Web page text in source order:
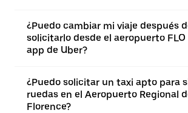
¿Puedo cambiar mi viaje después
solicitarlo desde el aeropuerto FLO
app de Uber?
¿Puedo solicitar un taxi apto para
ruedas en el Aeropuerto Regional
Florence?